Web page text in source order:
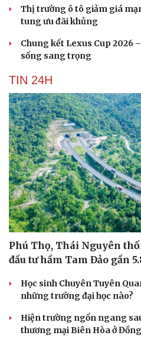
Thị trường ô tô giảm giá
tung ưu đãi khủng
Chung kết Lexus Cup 2026
sống sang trọng
TIN 24H
Phú Thọ, Thái Nguyên
đầu tư hầm Tam Đảo gần
Học sinh Chuyên Tuyên
những trường đại học nào?
Hiện trường ngổn ngang
thương mại Biên Hòa ở